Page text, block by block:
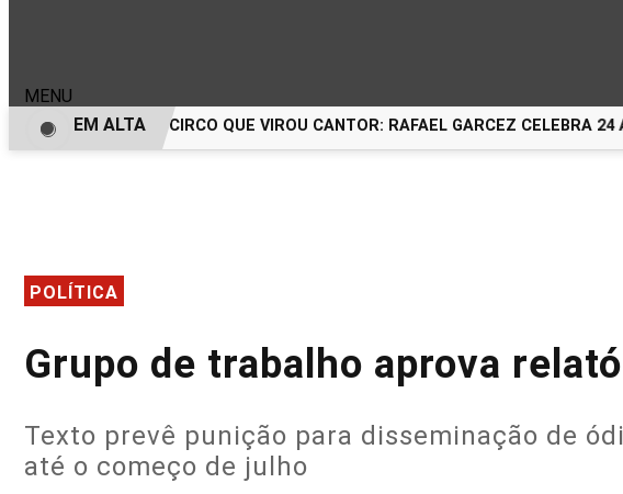
MENU
O MENINO DO CIRCO QUE VIROU CANTOR: RAFAEL GARCEZ CELEBRA 24
EM ALTA
POLÍTICA
Grupo de trabalho aprova
Texto prevê punição para disseminação de
até o começo de julho